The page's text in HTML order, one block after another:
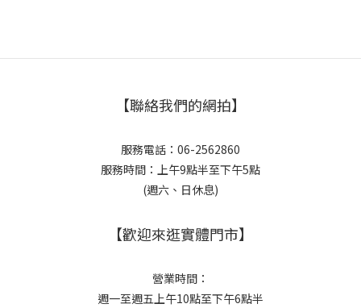
【聯絡我們的網拍】
服務電話：06-2562860
服務時間：上午9點半至下午5點
(週六、日休息)
【歡迎來逛實體門市】
營業時間：
週一至週五上午10點至下午6點半